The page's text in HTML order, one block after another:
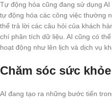
Tự động hóa cũng đang sử dụng
tự động hóa các công việc thường
thể trả lời các câu hỏi của khách
chí phân tích dữ liệu. AI cũng có
hoạt động như lên lịch và dịch vụ
Chăm sóc sức
AI đang tạo ra những bước tiến